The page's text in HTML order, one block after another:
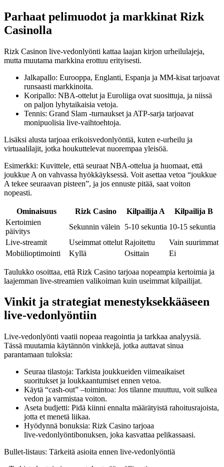
Parhaat pelimuodot ja markkinat Rizk
Casinolla
Rizk Casinon live‑vedonlyönti kattaa laajan kirjon urheilulajeja,
mutta muutama markkina erottuu erityisesti.
Jalkapallo: Eurooppa, Englanti, Espanja ja MM-kisat tarjoavat
runsaasti markkinoita.
Koripallo: NBA‑ottelut ja Euroliiga ovat suosittuja, ja niissä
on paljon lyhytaikaisia vetoja.
Tennis: Grand Slam -turnaukset ja ATP‑sarja tarjoavat
monipuolisia live‑vaihtoehtoja.
Lisäksi alusta tarjoaa erikoisvedonlyöntiä, kuten e-urheilu ja
virtuaalilajit, jotka houkuttelevat nuorempaa yleisöä.
Esimerkki: Kuvittele, että seuraat NBA‑ottelua ja huomaat, että
joukkue A on vahvassa hyökkäyksessä. Voit asettaa vetoa “joukkue
A tekee seuraavan pisteen”, ja jos ennuste pitää, saat voiton
nopeasti.
Ominaisuus Rizk Casino Kilpailija A
Kilpailija B
Kertoimien
päivitys
Sekunnin välein 5‑10 sekuntia 10‑15 sekuntia
Live‑streamit
Useimmat ottelut Rajoitettu
Vain suurimmat
Mobiilioptimointi
Kyllä Osittain Ei
Taulukko osoittaa, että Rizk Casino tarjoaa nopeampia kertoimia ja
laajemman live‑streamien valikoiman kuin useimmat kilpailijat.
Vinkit ja strategiat menestyksekkääseen
live‑vedonlyöntiin
Live‑vedonlyönti vaatii nopeaa reagointia ja tarkkaa analyysiä.
Tässä muutamia käytännön vinkkejä, jotka auttavat sinua
parantamaan tuloksia:
Seuraa tilastoja: Tarkista joukkueiden viimeaikaiset
suoritukset ja loukkaantumiset ennen vetoa.
Käytä “cash‑out” –toimintoa: Jos tilanne muuttuu, voit sulkea
vedon ja varmistaa voiton.
Aseta budjetti: Pidä kiinni ennalta määrätyistä rahoitusrajoista,
jotta et menetä liikaa.
Hyödynnä bonuksia: Rizk Casino tarjoaa
live‑vedonlyöntibonuksen, joka kasvattaa pelikassaasi.
Bullet‑listaus: Tärkeitä asioita ennen live‑vedonlyöntiä